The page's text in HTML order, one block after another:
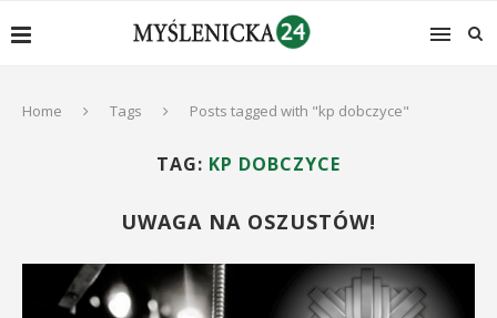
Home Tags Posts tagged with "kp dobczyce"
TAG: KP DOBCZYCE
UWAGA NA OSZUSTÓW!